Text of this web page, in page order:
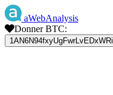
aWebAnalysis
Donner BTC: